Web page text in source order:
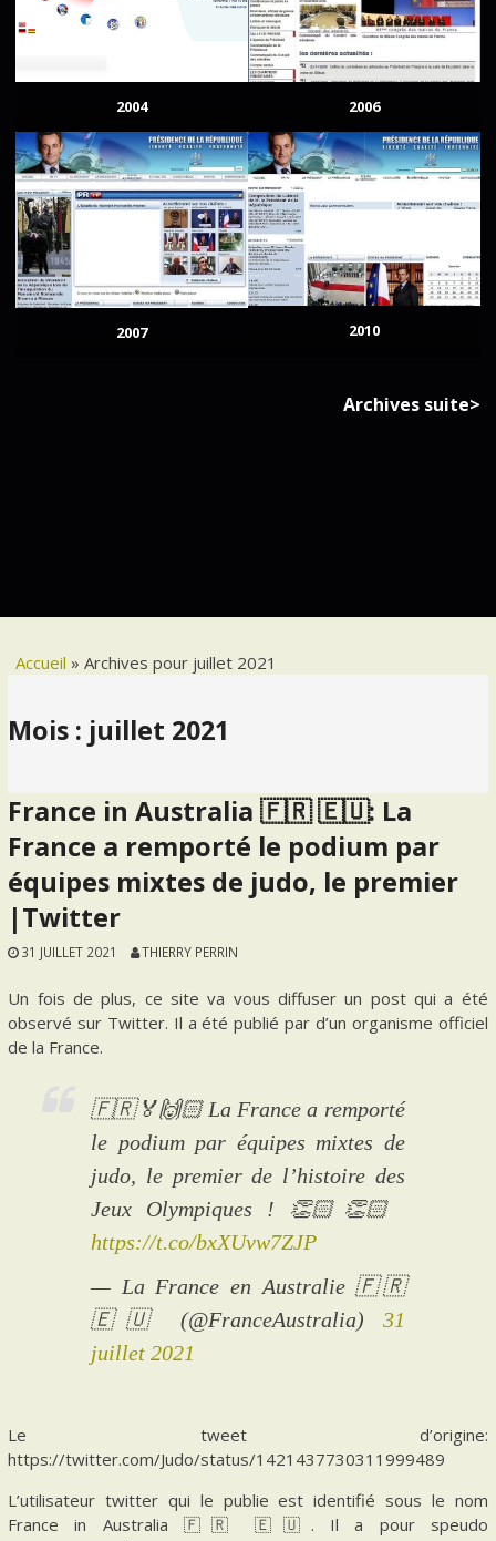
2004 2006
2007 2010
Archives suite>
Accueil »Archives pour juillet 2021
Mois : juillet 2021
France in Australia 🇫🇷 🇪🇺: La
France a remporté le podium par
équipes mixtes de judo, le premier
|Twitter
31 JUILLET 2021 THIERRY PERRIN
Un fois de plus, ce site va vous diffuser un post qui a été
observé sur Twitter. Il a été publié par d’un organisme officiel
de la France.
🇫🇷🏅🙌🏻 La France a remporté
le podium par équipes mixtes de
judo, le premier de l’histoire des
Jeux Olympiques ! 👏🏻👏🏻
https://t.co/bxXUvw7ZJP
— La France en Australie 🇫🇷
🇪🇺 (@FranceAustralia) 31
juillet 2021
Le tweet d’origine:
https://twitter.com/Judo/status/1421437730311999489
L’utilisateur twitter qui le publie est identifié sous le nom
France in Australia 🇫🇷 🇪🇺. Il a pour speudo